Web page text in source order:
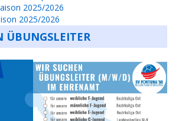
2025/2026
2025/2026
ÜBUNGSLEITER